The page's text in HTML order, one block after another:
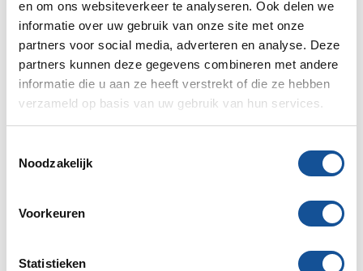
en om ons websiteverkeer te analyseren. Ook delen we
informatie over uw gebruik van onze site met onze
partners voor social media, adverteren en analyse. Deze
partners kunnen deze gegevens combineren met andere
informatie die u aan ze heeft verstrekt of die ze hebben
verzameld op basis van uw gebruik van hun services.
Noodzakelijk
Voorkeuren
Statistieken
Duurzaam
Door het gebruik van HVO100 brandstof vermindert
Sijperda de CO2-uitstoot van deze machine met 90%
t.o.v. gewone diesel.